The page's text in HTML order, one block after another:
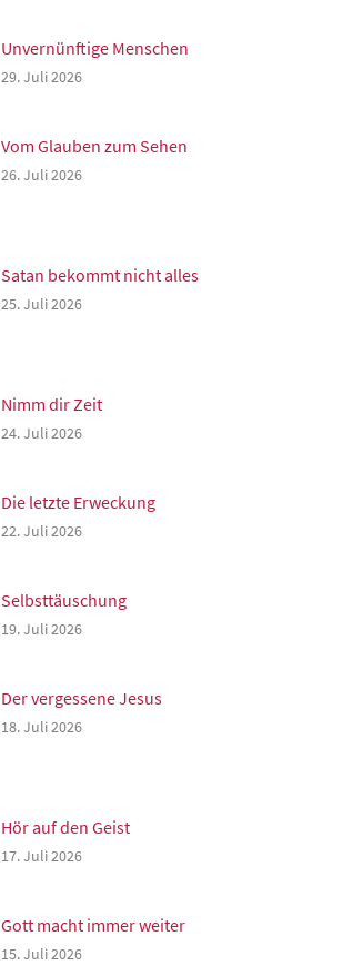
Unvernünftige Menschen
29. Juli 2026
Vom Glauben zum Sehen
26. Juli 2026
Satan bekommt nicht alles
25. Juli 2026
Nimm dir Zeit
24. Juli 2026
Die letzte Erweckung
22. Juli 2026
Selbsttäuschung
19. Juli 2026
Der vergessene Jesus
18. Juli 2026
Hör auf den Geist
17. Juli 2026
Gott macht immer weiter
15. Juli 2026